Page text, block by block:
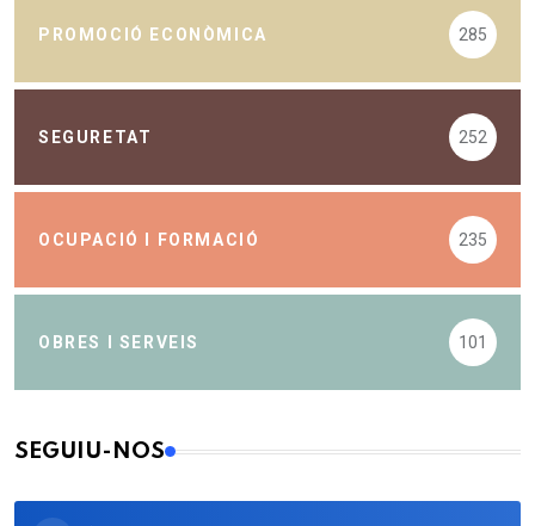
PROMOCIÓ ECONÒMICA 285
SEGURETAT 252
OCUPACIÓ I FORMACIÓ 235
OBRES I SERVEIS 101
SEGUIU-NOS